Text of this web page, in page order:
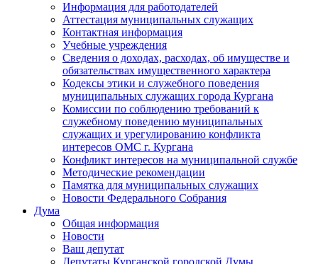
Информация для работодателей
Аттестация муниципальных служащих
Контактная информация
Учебные учреждения
Сведения о доходах, расходах, об имуществе и
обязательствах имущественного характера
Кодексы этики и служебного поведения
муниципальных служащих города Кургана
Комиссии по соблюдению требований к
служебному поведению муниципальных
служащих и урегулированию конфликта
интересов ОМС г. Кургана
Конфликт интересов на муниципальной службе
Методические рекомендации
Памятка для муниципальных служащих
Новости Федерального Cобрания
Дума
Общая информация
Новости
Ваш депутат
Депутаты Курганской городской Думы